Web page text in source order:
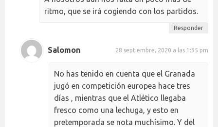
ritmo, que se irá cogiendo con los partidos.
Responder
Salomon 28 septiembre, 2020 a las 1:35 pm
No has tenido en cuenta que el Granada
jugó en competición europea hace tres
días , mientras que el Atlético llegaba
fresco como una lechuga, y esto en
pretemporada se nota muchísimo. Y del